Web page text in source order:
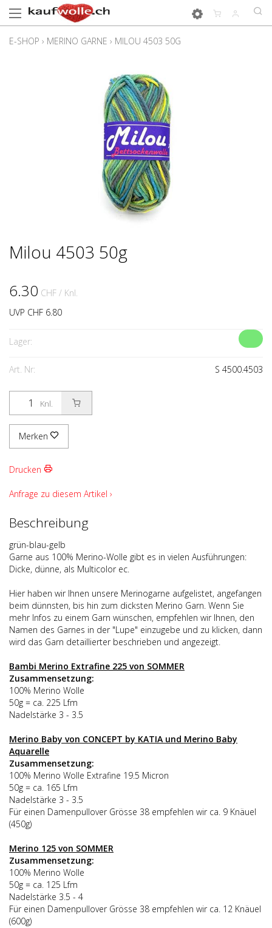
E-SHOP › MERINO GARNE › MILOU 4503 50G
Milou 4503 50g
6.30 CHF / Knl.
UVP CHF 6.80
Lager:
Art. Nr: S 4500.4503
Knl.
Merken
Drucken
Anfrage zu diesem Artikel ›
Beschreibung
grün-blau-gelb
Garne aus 100% Merino-Wolle gibt es in vielen Ausführungen:
Dicke, dünne, als Multicolor ec.
Hier haben wir Ihnen unsere Merinogarne aufgelistet, angefangen
beim dünnsten, bis hin zum dicksten Merino Garn. Wenn Sie
mehr Infos zu einem Garn wünschen, empfehlen wir Ihnen, den
Namen des Garnes in der "Lupe" einzugebe und zu klicken, dann
wird das Garn detaillierter beschrieben und angezeigt.
Bambi Merino Extrafine 225 von SOMMER
Zusammensetzung:
100% Merino Wolle
50g = ca. 225 Lfm
Nadelstärke 3 - 3.5
Merino Baby von CONCEPT by KATIA und Merino Baby
Aquarelle
Zusammensetzung:
100% Merino Wolle Extrafine 19.5 Micron
50g = ca. 165 Lfm
Nadelstärke 3 - 3.5
Für einen Damenpullover Grösse 38 empfehlen wir ca. 9 Knäuel
(450g)
Merino 125 von SOMMER
Zusammensetzung:
100% Merino Wolle
50g = ca. 125 Lfm
Nadelstärke 3.5 - 4
Für einen Damenpullover Grösse 38 empfehlen wir ca. 12 Knäuel
(600g)